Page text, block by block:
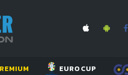
EUROCUP